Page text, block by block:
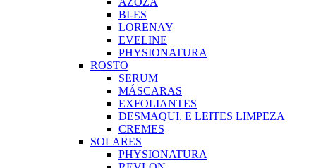
BI-ES
LORENAY
EVELINE
PHYSIONATURA
ROSTO
SERUM
MÁSCARAS
EXFOLIANTES
DESMAQUI. E LEITES LIMPEZA
CREMES
SOLARES
PHYSIONATURA